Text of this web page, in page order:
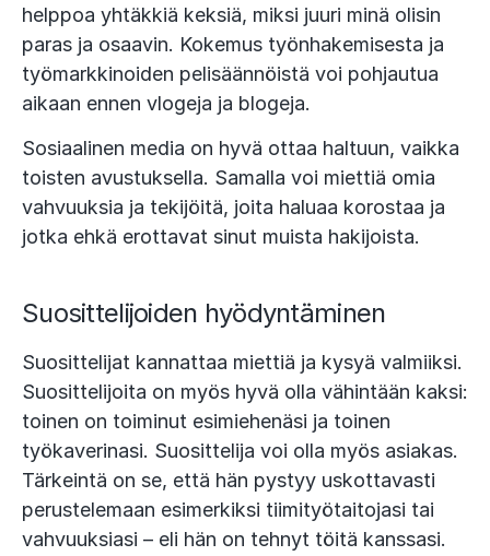
helppoa yhtäkkiä keksiä, miksi juuri minä olisin
paras ja osaavin. Kokemus työnhakemisesta ja
työmarkkinoiden pelisäännöistä voi pohjautua
aikaan ennen vlogeja ja blogeja.
Sosiaalinen media on hyvä ottaa haltuun, vaikka
toisten avustuksella. Samalla voi miettiä omia
vahvuuksia ja tekijöitä, joita haluaa korostaa ja
jotka ehkä erottavat sinut muista hakijoista.
Suosittelijoiden hyödyntäminen
Suosittelijat kannattaa miettiä ja kysyä valmiiksi.
Suosittelijoita on myös hyvä olla vähintään kaksi:
toinen on toiminut esimiehenäsi ja toinen
työkaverinasi. Suosittelija voi olla myös asiakas.
Tärkeintä on se, että hän pystyy uskottavasti
perustelemaan esimerkiksi tiimityötaitojasi tai
vahvuuksiasi – eli hän on tehnyt töitä kanssasi.